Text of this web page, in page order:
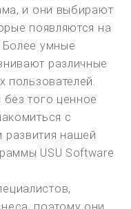
и они выбирают
появляются на
Более умные
различные
пользователей.
того ценное
с
нашей
USU Software